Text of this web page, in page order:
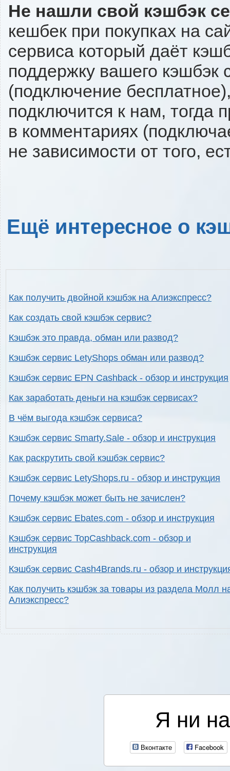
Не нашли свой кэшбэк
кешбек при покупках на
сервиса который даёт
поддержку вашего кэшбэк
(подключение
подключится к нам, тогда
в комментариях
не зависимости от того,
Ещё интересное о
Как получить двойной кэшбэк на Алиэкспресс?
Как создать свой кэшбэк сервис?
Кэшбэк это правда, обман или развод?
Кэшбэк сервис LetyShops обман или развод?
Кэшбэк сервис EPN Cashback - обзор и инструкция
Как заработать деньги на кэшбэк сервисах?
В чём выгода кэшбэк сервиса?
Кэшбэк сервис Smarty.Sale - обзор и инструкция
Как раскрутить свой кэшбэк сервис?
Кэшбэк сервис LetyShops.ru - обзор и инструкция
Почему кэшбэк может быть не зачислен?
Кэшбэк сервис Ebates.com - обзор и инструкция
Кэшбэк сервис TopCashback.com - обзор и
инструкция
Кэшбэк сервис Cash4Brands.ru - обзор и
Как получить кэшбэк за товары из раздела Молл
Алиэкспресс?
Я ни
Вконтакте Facebook